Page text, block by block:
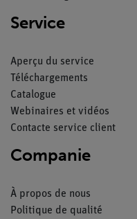
Service
Aperçu du service
Téléchargements
Catalogue
Webinaires et vidéos
Contacte service client
Companie
À propos de nous
Politique de qualité